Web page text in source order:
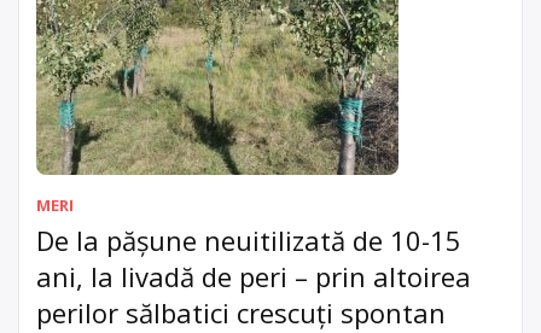
MERI
De la pășune neuitilizată de 10-15
ani, la livadă de peri – prin altoirea
perilor sălbatici crescuți spontan